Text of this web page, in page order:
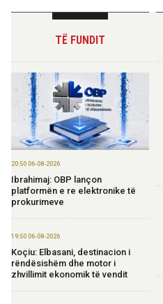
TË FUNDIT
20:50 06-08-2026
Ibrahimaj: OBP lançon
platformën e re elektronike të
prokurimeve
19:50 06-08-2026
Koçiu: Elbasani, destinacion i
rëndësishëm dhe motor i
zhvillimit ekonomik të vendit